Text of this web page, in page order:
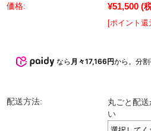
価格: ¥51,500 (
[ポイント還
なら 月々17,166円から。分
配送方法:
丸ごと配
い